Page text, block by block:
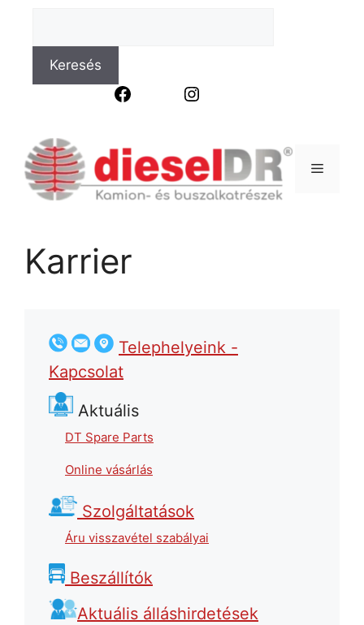
Keresés
Karrier
Telephelyeink -
Kapcsolat
Aktuális
DT Spare Parts
Online vásárlás
Szolgáltatások
Áru visszavétel szabályai
Beszállítók
Aktuális álláshirdetések